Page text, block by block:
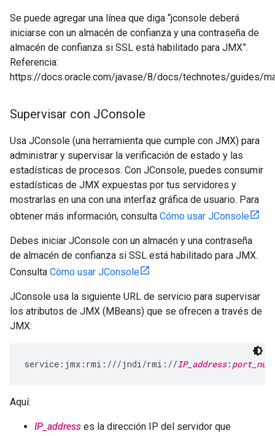
Se puede agregar una línea que diga “jconsole deberá
iniciarse con un almacén de confianza y una contraseña de
almacén de confianza si SSL está habilitado para JMX”.
Referencia:
https://docs.oracle.com/javase/8/docs/technotes/guides/
Supervisar con JConsole
Usa JConsole (una herramienta que cumple con JMX) para
administrar y supervisar la verificación de estado y las
estadísticas de procesos. Con JConsole, puedes consumir
estadísticas de JMX expuestas por tus servidores y
mostrarlas en una con una interfaz gráfica de usuario. Para
obtener más información, consulta Cómo usar JConsole
Debes iniciar JConsole con un almacén y una contraseña
de almacén de confianza si SSL está habilitado para JMX.
Consulta Cómo usar JConsole
JConsole usa la siguiente URL de servicio para supervisar
los atributos de JMX (MBeans) que se ofrecen a través de
JMX:
service:jmx:rmi:///jndi/rmi://IP_address:
Aquí:
IP_address es la dirección IP del servidor que